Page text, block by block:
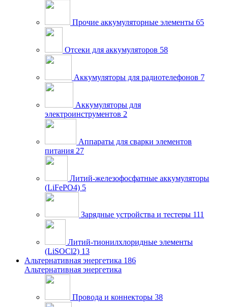
Прочие аккумуляторные элементы 65
Отсеки для аккумуляторов 58
Аккумуляторы для радиотелефонов 7
Аккумуляторы для
электроинструментов 2
Аппараты для сварки элементов
питания 27
Литий-железофосфатные аккумуляторы
(LiFePO4) 5
Зарядные устройства и тестеры 111
Литий-тионилхлоридные элементы
(LiSOCl2) 13
Альтернативная энергетика 186
Альтернативная энергетика
Провода и коннекторы 38